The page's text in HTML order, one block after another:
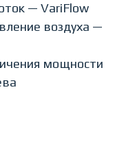
— VariFlow
воздуха —
мощности